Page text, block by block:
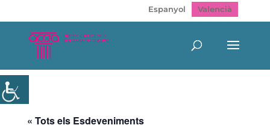
Espanyol Valencià
« Tots els Esdeveniments